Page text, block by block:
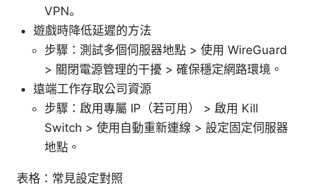
VPN。
遊戲時降低延遲的方法
步驟：測試多個伺服器地點 > 使用 WireGuard
> 關閉電源管理的干擾 > 確保穩定網路環境。
遠端工作存取公司資源
步驟：啟用專屬 IP（若可用） > 啟用 Kill
Switch > 使用自動重新連線 > 設定固定伺服器
地點。
表格：常見設定對照